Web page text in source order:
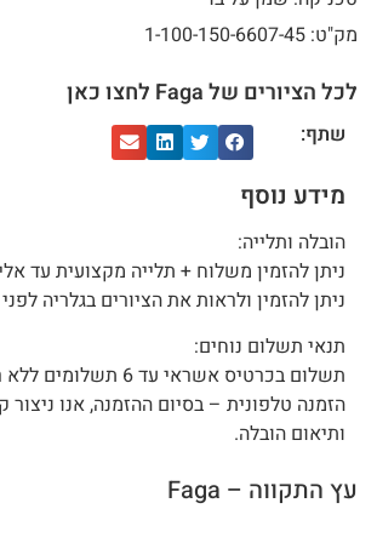
מק"ט: 1-100-150-6607-45
לכל הציורים של Faga לחצו כאן
שתף:
מידע נוסף
הובלה ותלייה:
ניתן להזמין משלוח + תלייה מקצועית עד אליכם
ניתן להזמין ולראות את הציורים בגלריה
תנאי תשלום נוחים:
תשלום בכרטיס אשראי עד 6 תשלומים ללא ריבית.
הזמנה טלפונית – בסיום ההזמנה, אנו
ותיאום הובלה.
עץ התקווה – Faga